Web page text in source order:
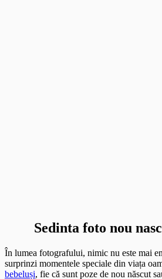
Sedinta foto nou
În lumea fotografului, nimic nu este mai
surprinzi momentele speciale din viața
bebeluși, fie că sunt poze de nou născut